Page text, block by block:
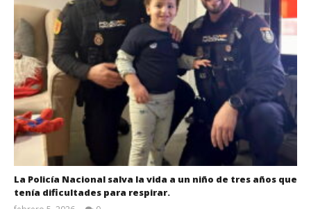
La Policía Nacional salva la vida a un niño de tres años que
tenía dificultades para respirar.